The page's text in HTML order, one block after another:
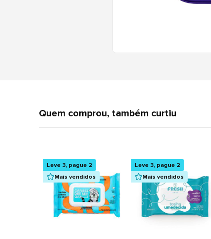
Quem comprou, também curtiu
Leve 3, pague 2
Mais vendidos
Leve 3, pague 2
Mais vendidos
+